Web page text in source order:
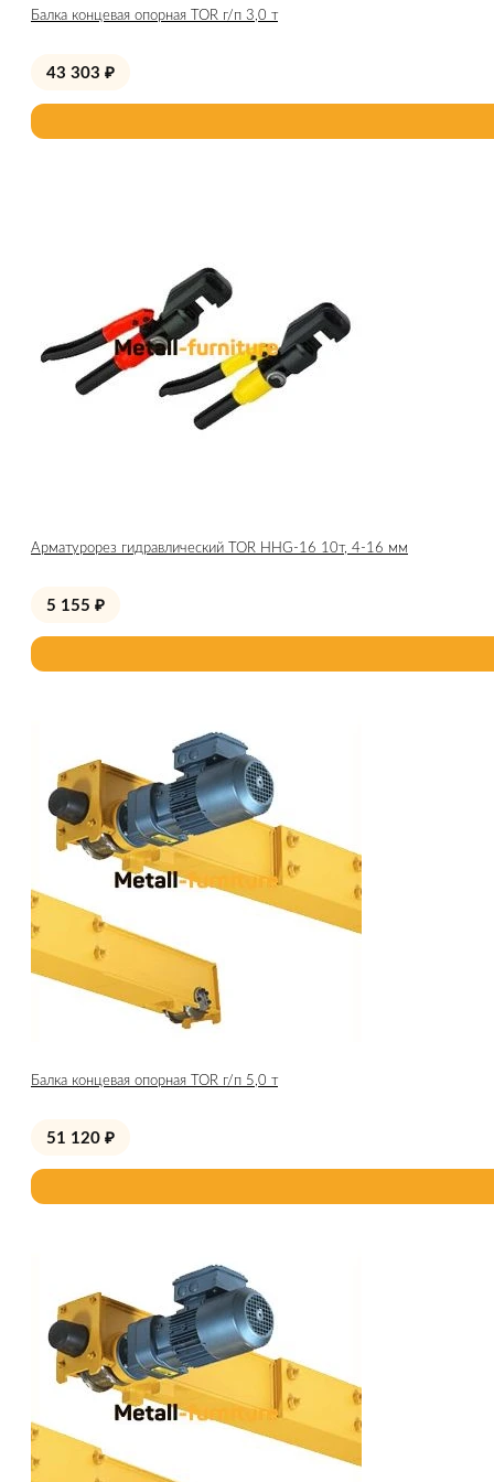
Балка концевая опорная TOR г/п 3,0 т
43 303 ₽
Арматурорез гидравлический TOR HHG-16 10т, 4-16 мм
5 155 ₽
Балка концевая опорная TOR г/п 5,0 т
51 120 ₽